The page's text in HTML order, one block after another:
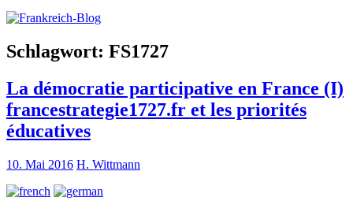
Schlagwort: FS1727
La démocratie participative en France (I)
francestrategie1727.fr et les priorités
éducatives
10. Mai 2016 H. Wittmann